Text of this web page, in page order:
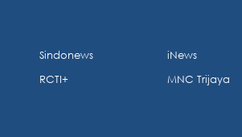
Sindonews
RCTI+
iNews
MNC Trijaya